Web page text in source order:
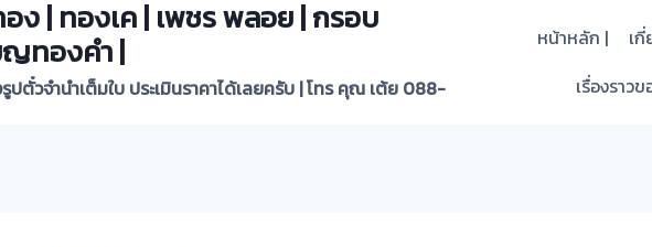
ง | ทองเค | เพชร พลอย | กรอบ
ญทองคำ |
ปตั๋วจำนำเต็มใบ ประเมินราคาได้เลยครับ | โทร คุณ เต้ย 088-
หน้าหลัก | เ
เรื่องราวข